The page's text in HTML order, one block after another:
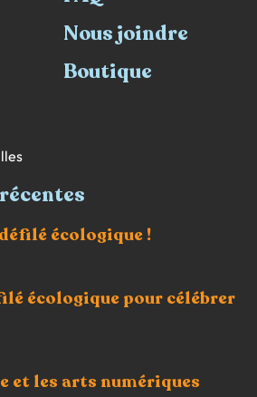
Nous joindre
Boutique
écologique !
écologique pour célébrer
et les arts numériques